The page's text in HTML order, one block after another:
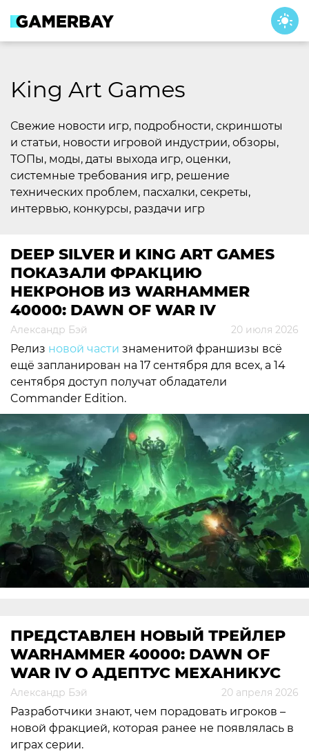
content
King Art Games
Свежие новости игр, подробности, скриншоты
и статьи, новости игровой индустрии, обзоры,
ТОПы, моды, даты выхода игр, оценки,
системные требования игр, решение
технических проблем, пасхалки, секреты,
интервью, конкурсы, раздачи игр
DEEP SILVER И KING ART GAMES
ПОКАЗАЛИ ФРАКЦИЮ
НЕКРОНОВ ИЗ WARHAMMER
40000: DAWN OF WAR IV
Александр Бэй 20 июля 2026
Релиз новой части знаменитой франшизы всё
ещё запланирован на 17 сентября для всех, а 14
сентября доступ получат обладатели
Commander Edition.
ПРЕДСТАВЛЕН НОВЫЙ ТРЕЙЛЕР
WARHAMMER 40000: DAWN OF
WAR IV О АДЕПТУС МЕХАНИКУС
Александр Бэй 20 апреля 2026
Разработчики знают, чем порадовать игроков –
новой фракцией, которая ранее не появлялась в
играх серии.